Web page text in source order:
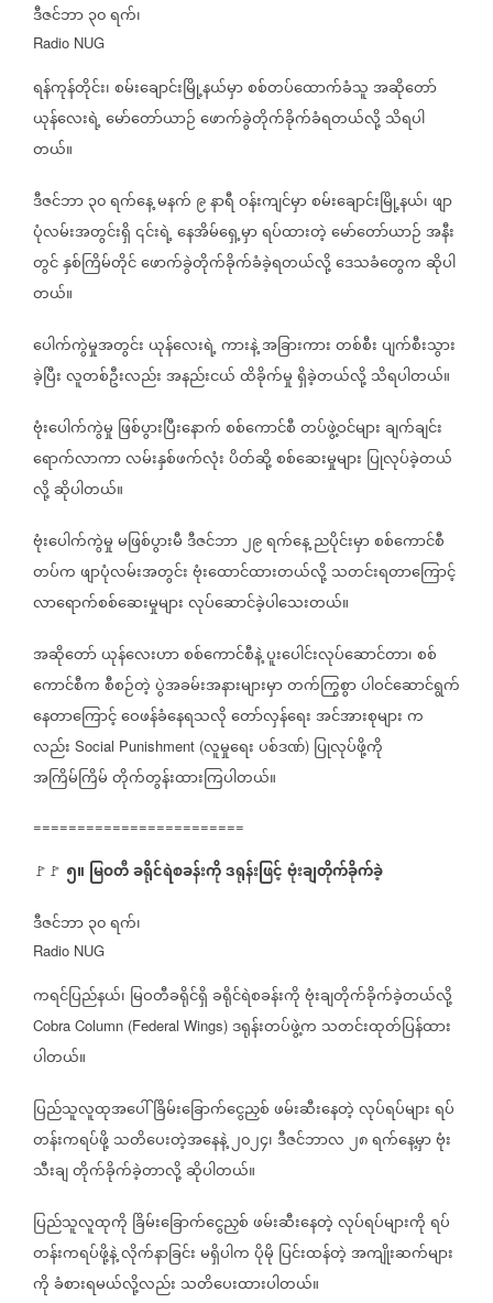
ဒီဇင်ဘာ၃၀ရက်၊
Radio NUG
ရန်ကုန်တိုင်း၊စမ်းချောင်းမြို့နယ်မှာစစ်တပ်ထောက်ခံသူအဆိုတော်
ယုန်လေးရဲ့မော်တော်ယာဉ်ဖောက်ခွဲတိုက်ခိုက်ခံရတယ်လို့သိရပါ
တယ်။
ဒီဇင်ဘာ၃၀ရက်နေ့မနက် ၉နာရီဝန်းကျင်မှာစမ်းချောင်းမြို့နယ်၊ဖျာ
ပုံလမ်းအတွင်းရှိ၎င်းရဲ့နေအိမ်ရှေ့မှာရပ်ထားတဲ့မော်တော်ယာဉ်အနီး
တွင်နှစ်ကြိမ်တိုင်ဖောက်ခွဲတိုက်ခိုက်ခံခဲ့ရတယ်လို့ဒေသခံတွေကဆိုပါ
တယ်။
ပေါက်ကွဲမှုအတွင်းယုန်လေးရဲ့ကားနဲ့အခြားကားတစ်စီးပျက်စီးသွား
ခဲ့ပြီးလူတစ်ဦးလည်းအနည်းငယ်ထိခိုက်မှုရှိခဲ့တယ်လို့သိရပါတယ်။
ဗုံးပေါက်ကွဲမှု ဖြစ်ပွားပြီးနောက်စစ်ကောင်စီတပ်ဖွဲ့ဝင်များချက်ချင်း
ရောက်လာကာလမ်းနှစ်ဖက်လုံးပိတ်ဆို့စစ်ဆေးမှုများ ပြုလုပ်ခဲ့တယ်
လို့ဆိုပါတယ်။
ဗုံးပေါက်ကွဲမှုမဖြစ်ပွားမီဒီဇင်ဘာ၂၉ရက်နေ့ညပိုင်းမှာစစ်ကောင်စီ
တပ်ကဖျာပုံလမ်းအတွင်းဗုံးထောင်ထားတယ်လို့သတင်းရတာကြောင့်
လာရောက်စစ်ဆေးမှုများလုပ်ဆောင်ခဲ့ပါသေးတယ်။
အဆိုတော်ယုန်လေးဟာစစ်ကောင်စီနဲ့ပူးပေါင်းလုပ်ဆောင်တာ၊စစ်
ကောင်စီကစီစဉ်တဲ့ပွဲအခမ်းအနားများမှာတက်ကြွစွာပါဝင်ဆောင်ရွက်
နေတာကြောင့်ဝေဖန်ခံနေရသလိုတော်လှန်ရေးအင်အားစုများက
လည်း Social Punishment (လူမှုရေးပစ်ဒဏ်) ပြုလုပ်ဖို့ကို
အကြိမ်ကြိမ်တိုက်တွန်းထားကြပါတယ်။
========================
🚩🚩 ၅။ မြဝတီခရိုင်ရဲစခန်းကိုဒရုန်းဖြင့်ဗုံးချတိုက်ခိုက်ခဲ့
ဒီဇင်ဘာ၃၀ရက်၊
Radio NUG
ကရင်ပြည်နယ်၊ မြဝတီခရိုင်ရှိခရိုင်ရဲစခန်းကိုဗုံးချတိုက်ခိုက်ခဲ့တယ်လို့
Cobra Column (Federal Wings) ဒရုန်းတပ်ဖွဲ့က သတင်းထုတ်ပြန်ထား
ပါတယ်။
ပြည်သူလူထုအပေါ်ခြိမ်းခြောက်ငွေညှစ်ဖမ်းဆီးနေတဲ့လုပ်ရပ်များရပ်
တန်းကရပ်ဖို့သတိပေးတဲ့အနေနဲ့၂၀၂၄၊ဒီဇင်ဘာလ၂၈ရက်နေ့မှာဗုံး
သီးချတိုက်ခိုက်ခဲ့တာလို့ဆိုပါတယ်။
ပြည်သူလူထုကို ခြိမ်းခြောက်ငွေညှစ်ဖမ်းဆီးနေတဲ့လုပ်ရပ်များကိုရပ်
တန်းကရပ်ဖို့နဲ့လိုက်နာခြင်းမရှိပါကပိုမို ပြင်းထန်တဲ့အကျိုးဆက်များ
ကိုခံစားရမယ်လို့လည်း သတိပေးထားပါတယ်။